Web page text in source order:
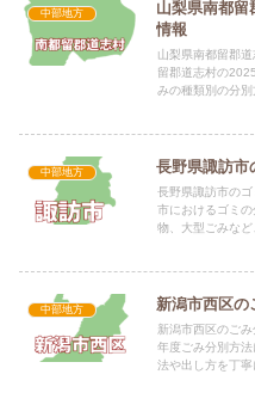
中部地方
山梨県南都留
情報
山梨県南都留郡
留郡道志村の
みの種類別の分
中部地方 長野県諏訪市
長野県諏訪市の
市におけるゴミ
物、大型ごみなど
中部地方 新潟市西区の
新潟市西区のご
年度ごみ分別方
法や出し方を丁